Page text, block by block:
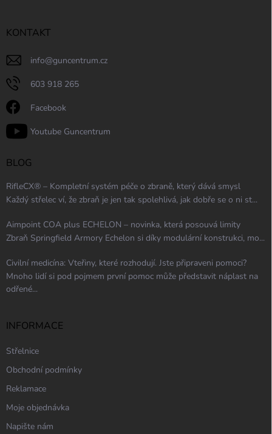
KONTAKT
info@guncentrum.cz
603 918 265
Facebook
Youtube Guncentrum
BLOG
RifleCX® – Kompletní systém péče o zbraně, který dává smysl
Každý střelec ví, že zbraň je jen tak spolehlivá, jak dobře se o ni st...
Aimpoint COA plus ECHELON – novinka, která posouvá limity
Zbraň Springfield Armory Echelon si díky modulární konstrukci, mo...
Civilní medicína: Vteřiny, které rozhodují. Jste připraveni pomoci?
Mnoho lidí si pod pojmem první pomoc může představit náplast na
odřené...
INFORMACE
Střelnice
Obchodní podmínky
Reklamace
Moje objednávka
Napište nám